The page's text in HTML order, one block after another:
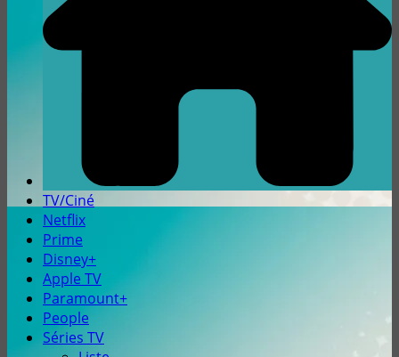
TV/Ciné
Netflix
Prime
Disney+
Apple TV
Paramount+
People
Séries TV